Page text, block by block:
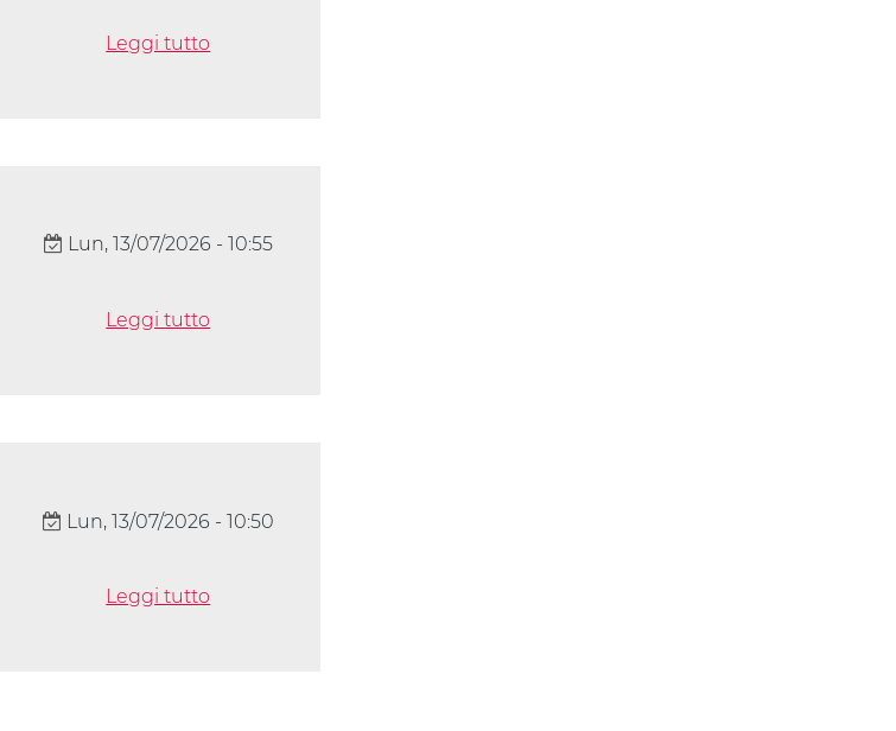
Leggi tutto
Lun, 13/07/2026 - 10:55
Leggi tutto
Lun, 13/07/2026 - 10:50
Leggi tutto